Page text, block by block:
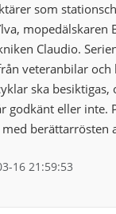
som
mopedälskaren
Claudio.
veteranbilar och
ska besiktigas,
godkänt eller inte.
berättarrösten
16 21:59:53